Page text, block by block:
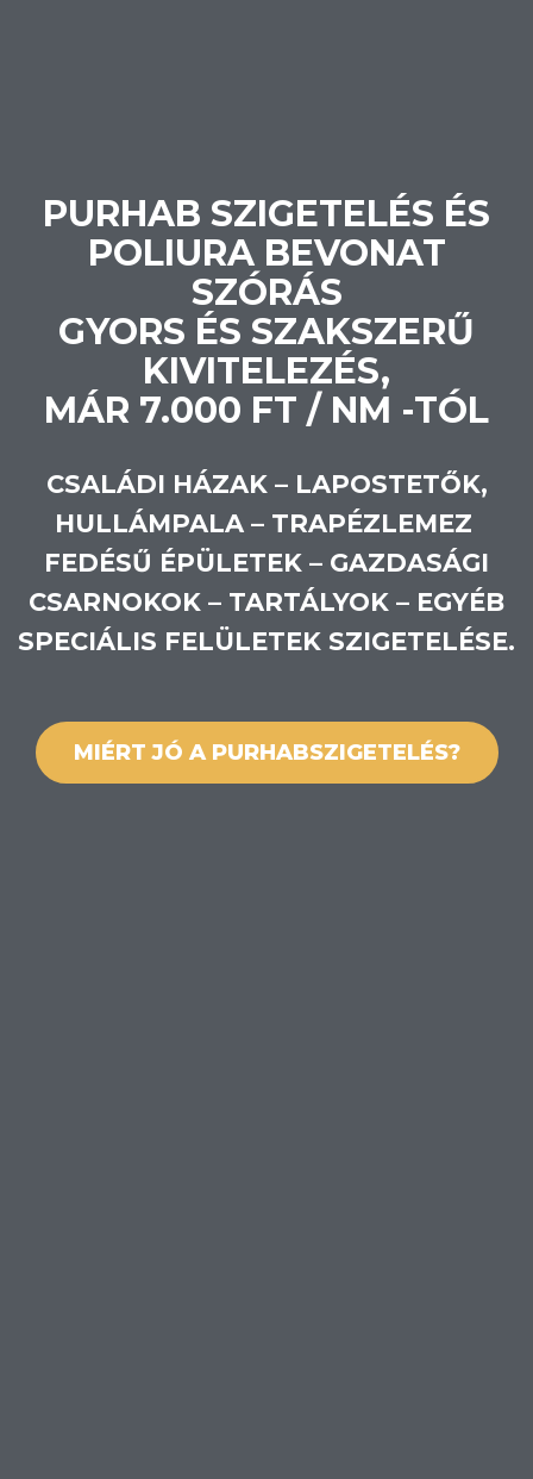
PURHAB SZIGETELÉS ÉS
POLIURA BEVONAT
SZÓRÁS
GYORS ÉS SZAKSZERŰ
KIVITELEZÉS,
MÁR 7.000 FT / NM -TÓL
CSALÁDI HÁZAK – LAPOSTETŐK,
HULLÁMPALA – TRAPÉZLEMEZ
FEDÉSŰ ÉPÜLETEK – GAZDASÁGI
CSARNOKOK – TARTÁLYOK – EGYÉB
SPECIÁLIS FELÜLETEK SZIGETELÉSE.
MIÉRT JÓ A PURHABSZIGETELÉS?